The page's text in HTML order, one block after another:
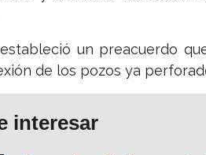
un preacuerdo
de los pozos ya
interesar